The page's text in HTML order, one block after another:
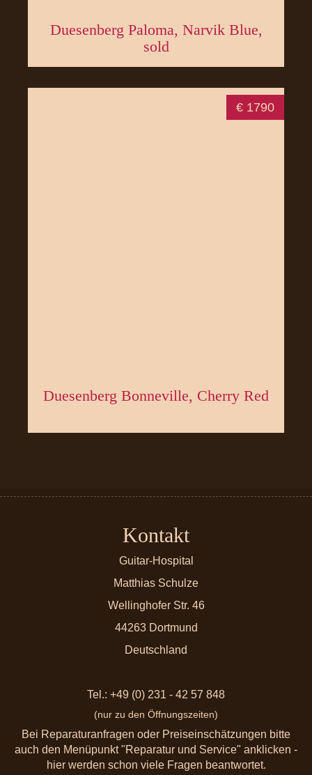
Duesenberg Paloma, Narvik Blue,
sold
€ 1790
Duesenberg Bonneville, Cherry Red
Kontakt
Guitar-Hospital
Matthias Schulze
Wellinghofer Str. 46
44263 Dortmund
Deutschland
Tel.: +49 (0) 231 - 42 57 848
(nur zu den Öffnungszeiten)
Bei Reparaturanfragen oder Preiseinschätzungen bitte
auch den Menüpunkt "Reparatur und Service" anklicken -
hier werden schon viele Fragen beantwortet.